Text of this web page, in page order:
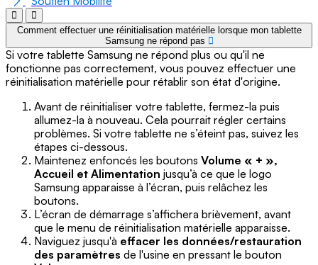
Comment effectuer une réinitialisation matérielle lorsque mon tablette
Samsung ne répond pas
Si votre tablette Samsung ne répond plus ou qu'il ne
fonctionne pas correctement, vous pouvez effectuer une
réinitialisation matérielle pour rétablir son état d'origine.
Avant de réinitialiser votre tablette, fermez-la puis
allumez-la à nouveau. Cela pourrait régler certains
problèmes. Si votre tablette ne s’éteint pas, suivez les
étapes ci-dessous.
Maintenez enfoncés les boutons Volume « + »,
Accueil et Alimentation jusqu’à ce que le logo
Samsung apparaisse à l’écran, puis relâchez les
boutons.
L’écran de démarrage s’affichera brièvement, avant
que le menu de réinitialisation matérielle apparaisse.
Naviguez jusqu'à effacer les données/restauration
des paramètres de l'usine en pressant le bouton